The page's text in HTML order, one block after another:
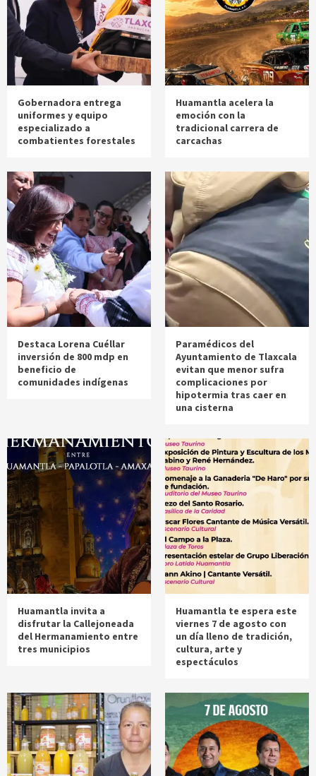
Gobernadora entrega
uniformes y equipo
especializado a
combatientes forestales
Huamantla acelera la
emoción con la
tradicional carrera de
carcachas
Destaca Lorena Cuéllar
inversión de 800 mdp en
beneficio de
comunidades indígenas
Paramédicos del
Ayuntamiento de Tlaxcala
evitan que menor sufra
complicaciones por
hipotermia tras caer en
una cisterna
Huamantla invita a
disfrutar la Callejoneada
del Hermanamiento entre
tres municipios
Huamantla te espera este
viernes 7 de agosto con
un día lleno de tradición,
cultura, arte y
espectáculos